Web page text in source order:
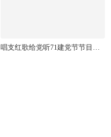
唱支红歌给党听71建党节节目单模板